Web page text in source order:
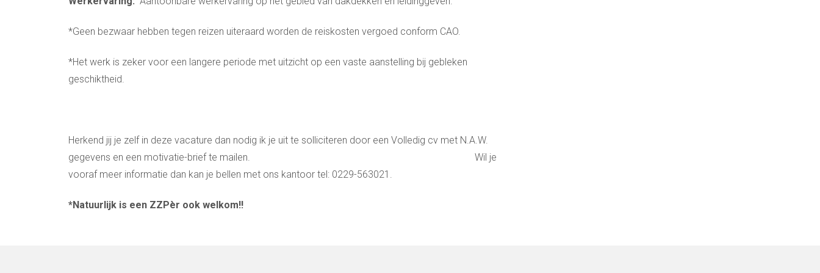
*Geen bezwaar hebben tegen reizen uiteraard worden de reiskosten vergoed conform CAO.
*Het werk is zeker voor een langere periode met uitzicht op een vaste aanstelling bij gebleken
geschiktheid.
Herkend jij je zelf in deze vacature dan nodig ik je uit te solliciteren door een Volledig cv met N.A.W.
gegevens en een motivatie-brief te mailen. Wil je
vooraf meer informatie dan kan je bellen met ons kantoor tel: 0229-563021.
*Natuurlijk is een ZZPèr ook welkom!!